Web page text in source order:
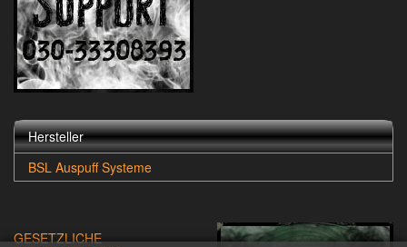
Hersteller
BSL Auspuff Systeme
GESETZLICHE